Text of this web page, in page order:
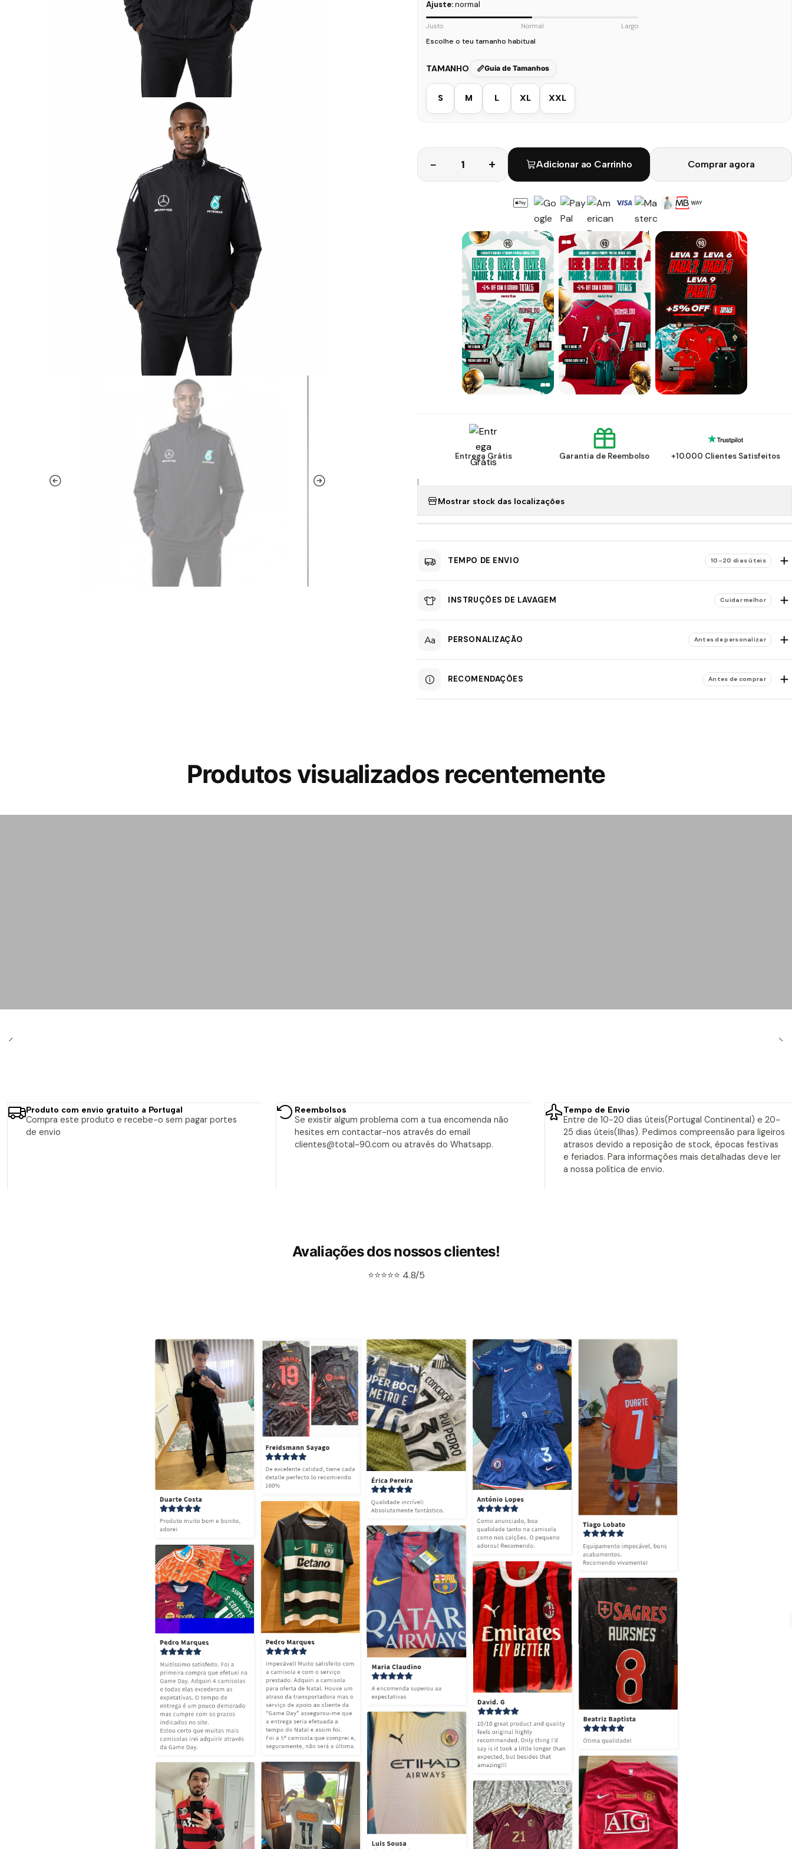
Ajuste:normal
Justo Normal Largo
Escolhe o teu tamanho habitual
TAMANHO Guia de Tamanhos
S M L XL XXL
Quantidade
Adicionar ao Carrinho Comprar agora
Entrega Grátis Garantia de Reembolso +10.000 Clientes Satisfeitos
|
Mostrar stock das localizações
TEMPO DE ENVIO 10–20 dias úteis
INSTRUÇÕES DE LAVAGEM Cuidar melhor
PERSONALIZAÇÃO Antes de personalizar
RECOMENDAÇÕES Antes de comprar
Produtos visualizados recentemente
Produto com envio gratuito a Portugal
Compra este produto e recebe-o sem pagar portes
de envio
Reembolsos
Se existir algum problema com a tua encomenda não
hesites em contactar-nos através do email
clientes@total-90.com ou através do Whatsapp.
Tempo de Envio
Entre de 10-20 dias úteis(Portugal Continental) e 20-
25 dias úteis(Ilhas). Pedimos compreensão para ligeiros
atrasos devido a reposição de stock, épocas festivas
e feriados. Para informações mais detalhadas deve ler
a nossa política de envio.
Avaliações dos nossos clientes!
⭐⭐⭐⭐⭐ 4.8/5